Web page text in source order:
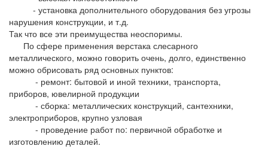
- установка дополнительного оборудования без угрозы
нарушения конструкции, и т.д.
Так что все эти преимущества неоспоримы.
По сфере применения верстака слесарного
металлического, можно говорить очень, долго, единственно
можно обрисовать ряд основных пунктов:
- ремонт: бытовой и иной техники, транспорта,
приборов, ювелирной продукции
- сборка: металлических конструкций, сантехники,
электроприборов, крупно узловая
- проведение работ по: первичной обработке и
изготовлению деталей.